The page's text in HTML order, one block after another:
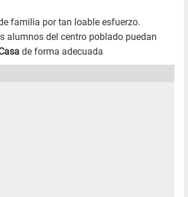
familia por tan loable esfuerzo.
alumnos del centro poblado puedan
de forma adecuada